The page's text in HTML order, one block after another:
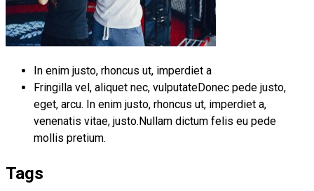
In enim justo, rhoncus ut, imperdiet a
Fringilla vel, aliquet nec, vulputateDonec pede justo,
eget, arcu. In enim justo, rhoncus ut, imperdiet a,
venenatis vitae, justo.Nullam dictum felis eu pede
mollis pretium.
Tags